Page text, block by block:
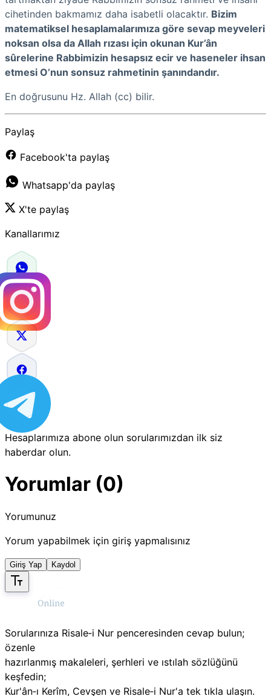
cihetinden bakmamız daha isabetli olacaktır. Bizim
matematiksel hesaplamalarımıza göre sevap meyveleri
noksan olsa da Allah rızası için okunan Kur’ân
sûrelerine Rabbimizin hesapsız ecir ve haseneler ihsan
etmesi O’nun sonsuz rahmetinin şanındandır.
En doğrusunu Hz. Allah (cc) bilir.
Paylaş
Facebook'ta paylaş
Whatsapp'da paylaş
X'te paylaş
Kanallarımız
Hesaplarımıza abone olun sorularımızdan ilk siz
haberdar olun.
Yorumlar (0)
Yorumunuz
Yorum yapabilmek için giriş yapmalısınız
Giriş Yap Kaydol
Sorularınıza Risale‑i Nur penceresinden cevap bulun;
özenle
hazırlanmış makaleleri, şerhleri ve ıstılah sözlüğünü
keşfedin;
Kur'ân‑ı Kerîm, Cevşen ve Risale‑i Nur'a tek tıkla ulaşın.